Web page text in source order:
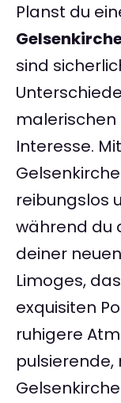
Planst du
sind
malerischen
Interesse.
reibungslos
während du
deiner
Limoges,
exquisiten
ruhigere